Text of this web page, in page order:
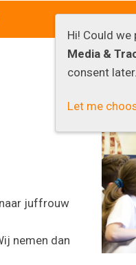
juffrouw
nemen dan
Hi! Could
Media &
consent later.
Let me